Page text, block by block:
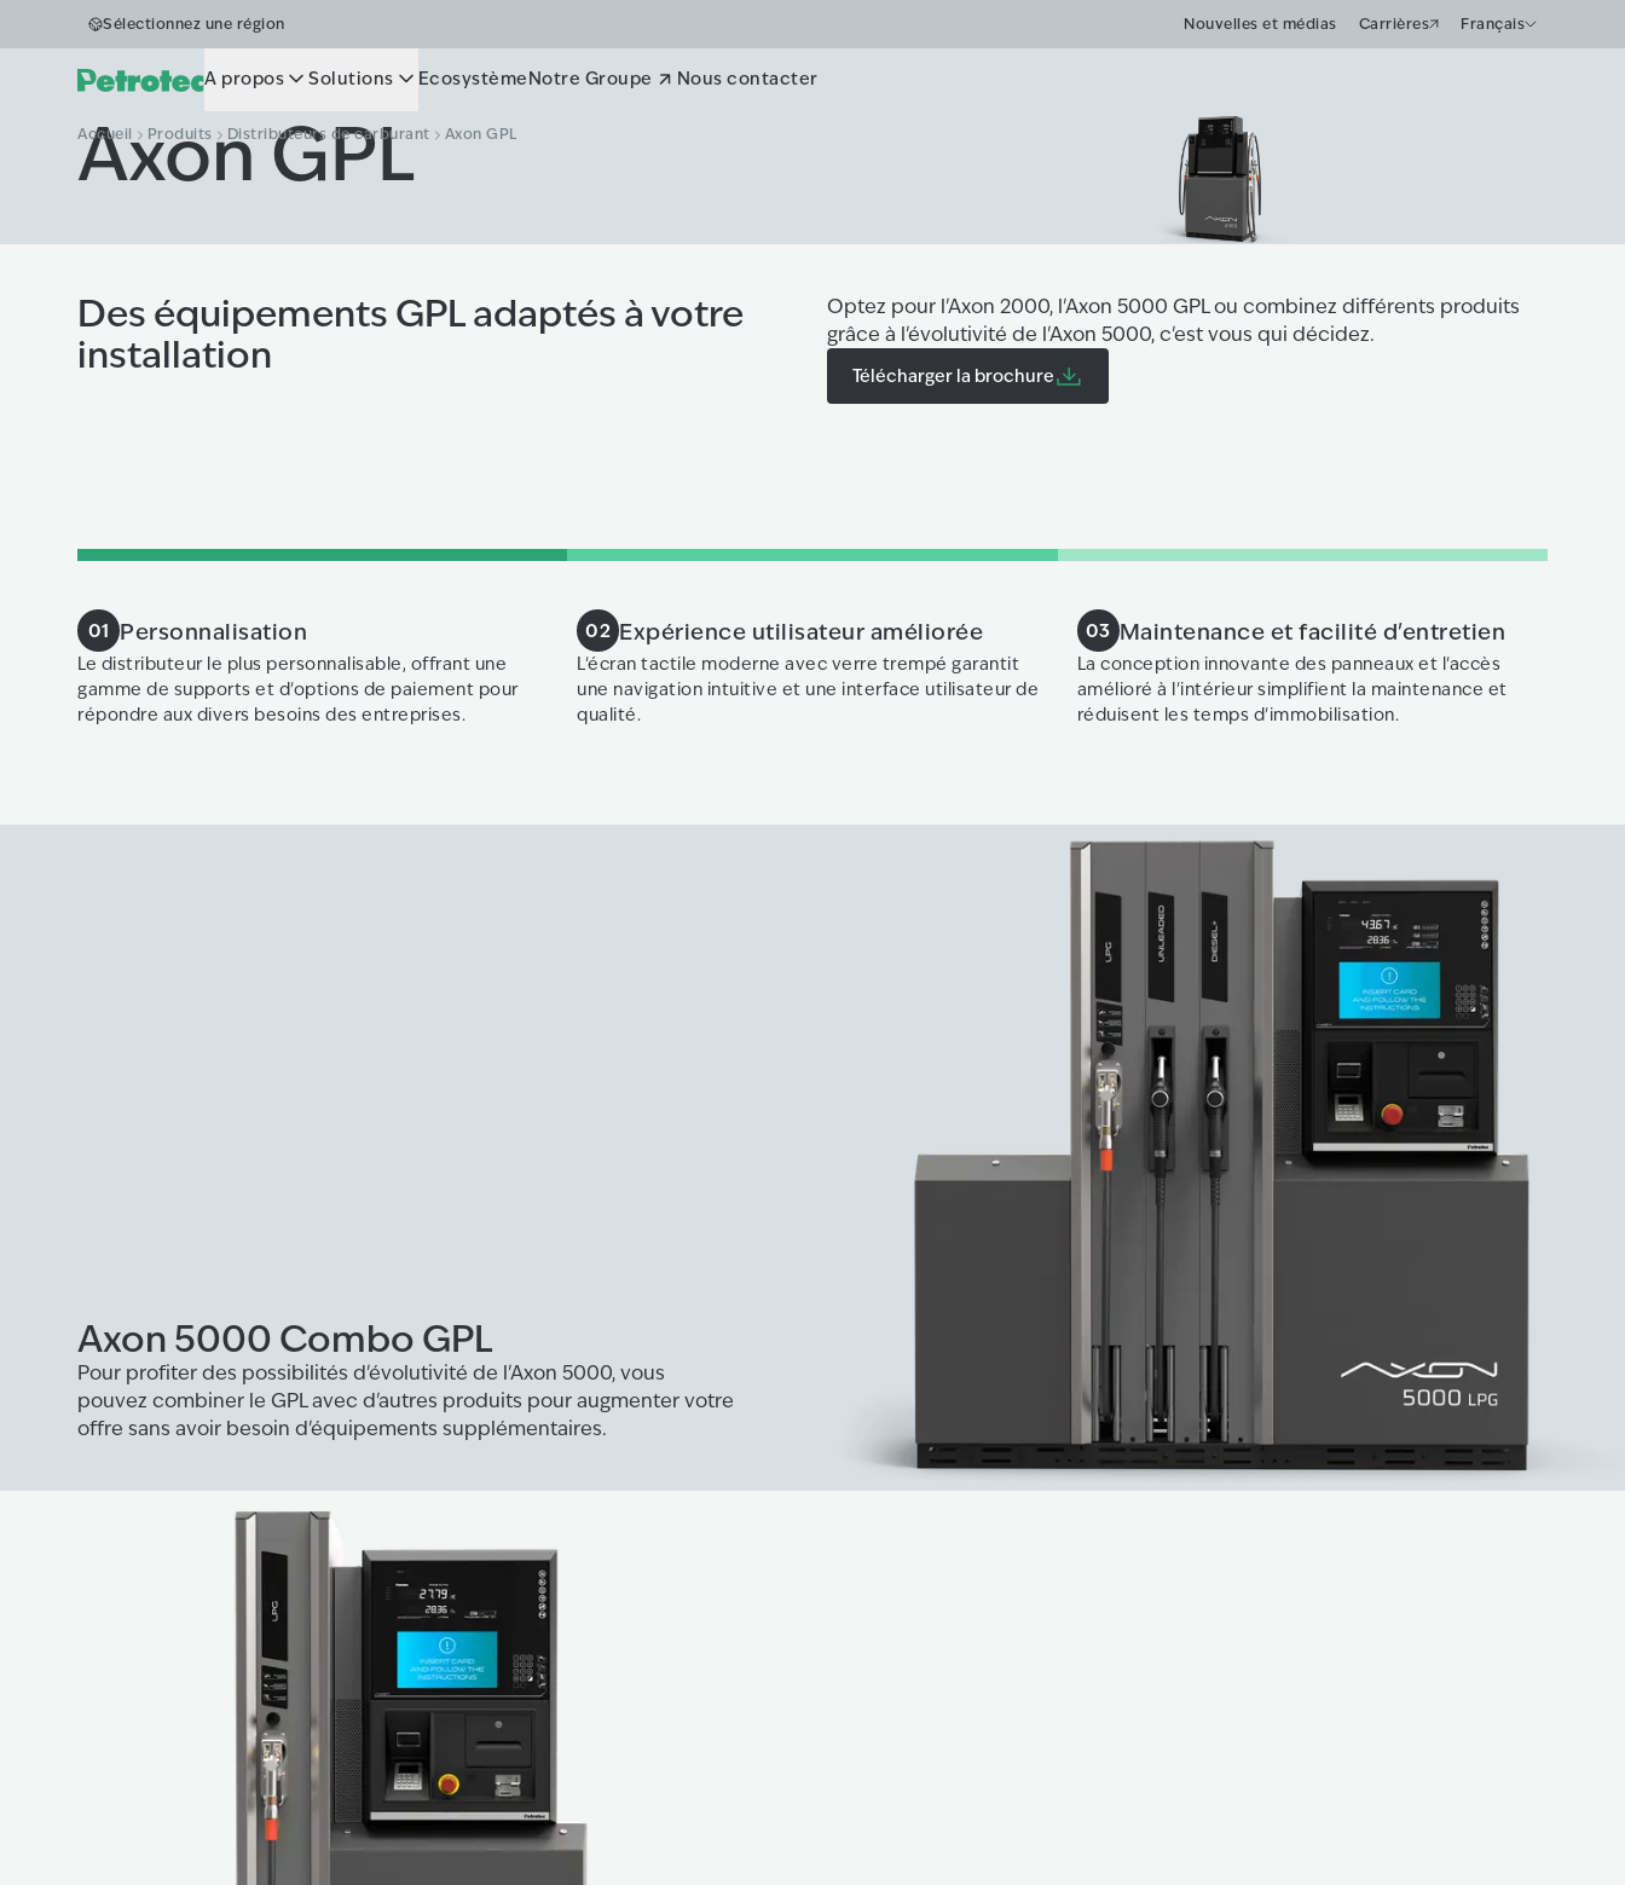
Sélectionnez une région Nouvelles et médias Carrières Français
A propos Solutions EcosystèmeNotre Groupe Nous contacter
Accueil Produits Distributeurs de carburant Axon GPL
Axon GPL
Des équipements GPL adaptés à votre
installation
Optez pour l'Axon 2000, l'Axon 5000 GPL ou combinez différents produits
grâce à l'évolutivité de l'Axon 5000, c'est vous qui décidez.
Télécharger la brochure
01 Personnalisation
Le distributeur le plus personnalisable, offrant une
gamme de supports et d'options de paiement pour
répondre aux divers besoins des entreprises.
02 Expérience utilisateur améliorée
L'écran tactile moderne avec verre trempé garantit
une navigation intuitive et une interface utilisateur de
qualité.
03 Maintenance et facilité d'entretien
La conception innovante des panneaux et l'accès
amélioré à l'intérieur simplifient la maintenance et
réduisent les temps d'immobilisation.
Axon 5000 Combo GPL
Pour profiter des possibilités d'évolutivité de l'Axon 5000, vous
pouvez combiner le GPL avec d'autres produits pour augmenter votre
offre sans avoir besoin d'équipements supplémentaires.